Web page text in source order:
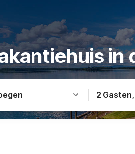
in
2 Gasten,